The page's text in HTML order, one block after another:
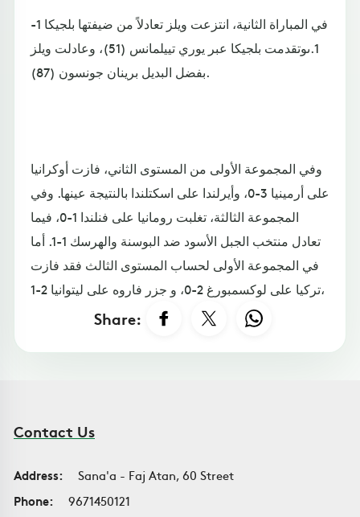
في المباراة الثانية، انتزعت ويلز تعادلاً من ضيفتها بلجيكا 1-
1.ىوتقدمت بلجيكا عبر يوري تييلمانس (51)، وعادلت ويلز
بفضل البديل برينان جونسون (87).
وفي المجموعة الأولى من المستوى الثاني، فازت أوكرانيا
على أرمينيا 3-0، وأيرلندا على اسكتلندا بالنتيجة عينها. وفي
المجموعة الثالثة، تغلبت رومانيا على فنلندا 1-0، فيما
تعادل منتخب الجبل الأسود ضد البوسنة والهرسك 1-1. أما
في المجموعة الأولى لحساب المستوى الثالث فقد فازت
تركيا على لوكسمبورغ 2-0، و جزر فاروه على ليتوانيا 2-1،
Share:
Contact Us
Address:
Sana'a - Faj Atan, 60 Street
Phone:
9671450121